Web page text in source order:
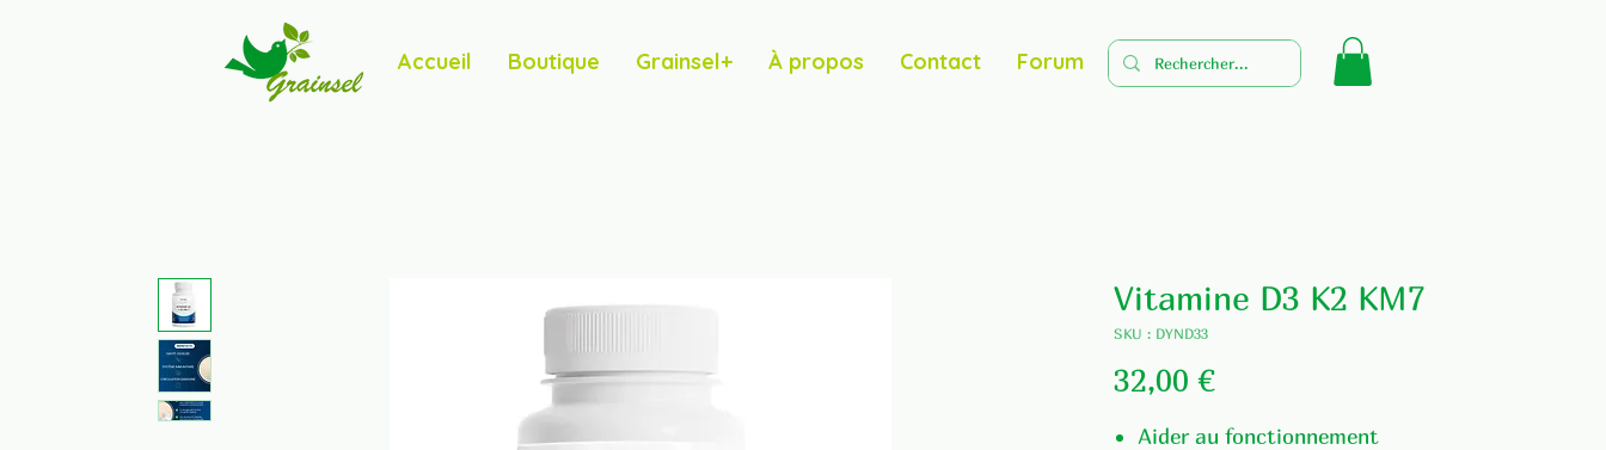
Accueil Boutique Grainsel+ À propos Contact Forum
Vitamine D3 K2 KM7
SKU : DYND33
32,00 €Prix
Aider au fonctionnement